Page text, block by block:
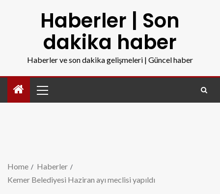
Haberler | Son
dakika haber
Haberler ve son dakika gelişmeleri | Güncel haber
Home
Haberler
Kemer Belediyesi Haziran ayı meclisi yapıldı